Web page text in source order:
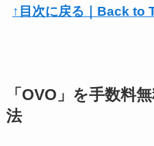
↑目次に戻る｜Back to
「OVO」を手数料
法